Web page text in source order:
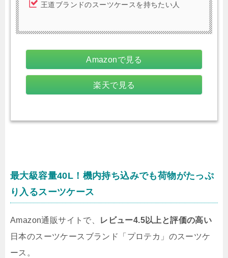
王道ブランドのスーツケースを持ちたい人
Amazonで見る
楽天で見る
最大級容量40L！機内持ち込みでも荷物がたっぷ
り入るスーツケース
Amazon通販サイトで、
レビュー4.5以上と評価の高い
日本のスーツケースブランド「プロテカ」のスーツケ
ース。